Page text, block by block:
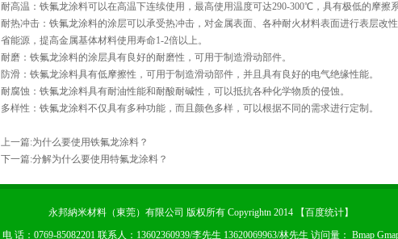
耐高温：铁氟龙涂料可以在高温下连续使用，最高使用温度可达290-300℃，具有极低的摩擦
耐热冲击：铁氟龙涂料的涂层可以承受热冲击，对金属表面、各种耐火材料表面进行表层改
省能源，提高金属基体材料使用寿命1-2倍以上。
耐磨：铁氟龙涂料的涂层具有良好的耐磨性，可用于制造滑动部件。
防滑：铁氟龙涂料具有低摩擦性，可用于制造滑动部件，并且具有良好的电气绝缘性能。
耐腐蚀：铁氟龙涂料具有耐油性能和耐酸耐碱性，可以抵抗各种化学物质的侵蚀。
多样性：铁氟龙涂料不仅具有多种功能，而且颜色多样，可以根据不同的需求进行定制。
上一篇:为什么要使用铁氟龙涂料？
下一篇:分解为什么要使用特氟龙涂料？
永邦納米材料（東莞）有限公司 版权所有 Copyrightn 2014 【百度统计】
电 话：0769-85082201 联系人：13602360939/李先生 13620069963/林先生 访问量： Bmap